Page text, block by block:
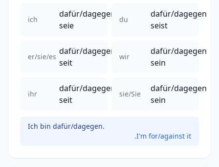
ich
dafür/dagegen
seie
du
dafür/dagegen
seist
er/sie/es
dafür/dagegen
seit
wir
dafür/dagegen
sein
ihr
dafür/dagegen
seit
sie/Sie
dafür/dagegen
sein
Ich bin dafür/dagegen.
I'm for/against it.